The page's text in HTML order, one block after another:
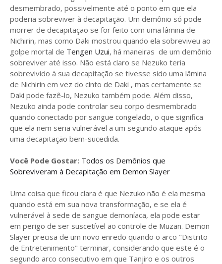
desmembrado, possivelmente até o ponto em que ela
poderia sobreviver à decapitação. Um demônio só pode
morrer de decapitação se for feito com uma lâmina de
Nichirin, mas como Daki mostrou quando ela sobreviveu ao
golpe mortal de Tengen Uzui, há maneiras de um demônio
sobreviver até isso. Não está claro se Nezuko teria
sobrevivido à sua decapitação se tivesse sido uma lâmina
de Nichirin em vez do cinto de Daki , mas certamente se
Daki pode fazê-lo, Nezuko também pode. Além disso,
Nezuko ainda pode controlar seu corpo desmembrado
quando conectado por sangue congelado, o que significa
que ela nem seria vulnerável a um segundo ataque após
uma decapitação bem-sucedida.
Você Pode Gostar: Todos os Demônios que
Sobreviveram à Decapitação em Demon Slayer
Uma coisa que ficou clara é que Nezuko não é ela mesma
quando está em sua nova transformação, e se ela é
vulnerável à sede de sangue demoníaca, ela pode estar
em perigo de ser suscetível ao controle de Muzan. Demon
Slayer precisa de um novo enredo quando o arco "Distrito
de Entretenimento" terminar, considerando que este é o
segundo arco consecutivo em que Tanjiro e os outros